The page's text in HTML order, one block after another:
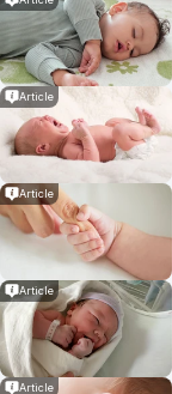
Article
Article
Article
Article